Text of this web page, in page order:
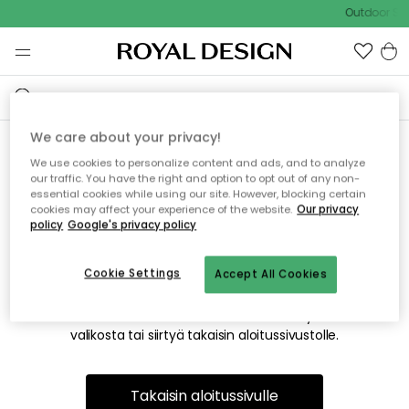
Outdoor
Emme valitettavasti löydä
etsimääsi sivua
Tämä voi johtua siitä, että sivua ei enää ole tai siitä, että se
on siirretty muualle. Pahoittelemme tästä mahdollisesti
valikosta tai siirtyä takaisin aloitussivustolle.
Takaisin aloitussivulle
We care about your privacy!
We use cookies to personalize content and ads, and to analyze
our traffic. You have the right and option to opt out of any non-
essential cookies while using our site. However, blocking certain
cookies may affect your experience of the website. Our privacy
policy Google's privacy policy
Accept All Cookies
Cookie Settings